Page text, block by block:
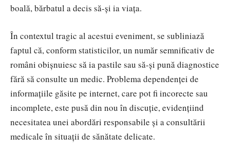
boală, bărbatul a decis să-și ia viața.
În contextul tragic al acestui eveniment, se subliniază
faptul că, conform statisticilor, un număr semnificativ de
români obișnuiesc să ia pastile sau să-și pună diagnostice
fără să consulte un medic. Problema dependenței de
informațiile găsite pe internet, care pot fi incorecte sau
incomplete, este pusă din nou în discuție, evidențiind
necesitatea unei abordări responsabile și a consultării
medicale în situații de sănătate delicate.